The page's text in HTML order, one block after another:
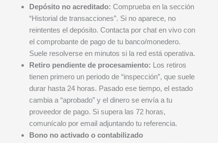
Depósito no acreditado: Comprueba en la sección
“Historial de transacciones”. Si no aparece, no
reintentes el depósito. Contacta por chat en vivo con
el comprobante de pago de tu banco/monedero.
Suele resolverse en minutos si la red está operativa.
Retiro pendiente de procesamiento: Los retiros
tienen primero un periodo de “inspección”, que suele
durar hasta 24 horas. Pasado ese tiempo, el estado
cambia a “aprobado” y el dinero se envía a tu
proveedor de pago. Si supera las 72 horas,
comunícalo por email adjuntando tu referencia.
Bono no activado o contabilizado